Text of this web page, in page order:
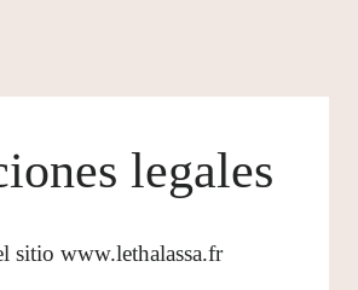
legales
sitio www.lethalassa.fr